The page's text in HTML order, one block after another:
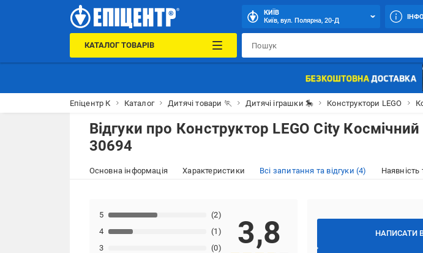
КИЇВ
Київ, вул. Полярна, 20-Д
КАТАЛОГ ТОВАРІВ
Епіцентр К Каталог Дитячі товари 🏃 Дитячі іграшки 🎠 Конструктори LEGO
Відгуки про Конструктор LEGO City
30694
Основна інформація Характеристики Всі запитання та відгуки (4) Наявність
НАПИСАТИ
3 (0)
4 (1)
5 (2)
3,8